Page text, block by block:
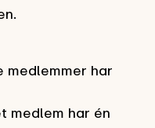
medlemmer har
medlem har én